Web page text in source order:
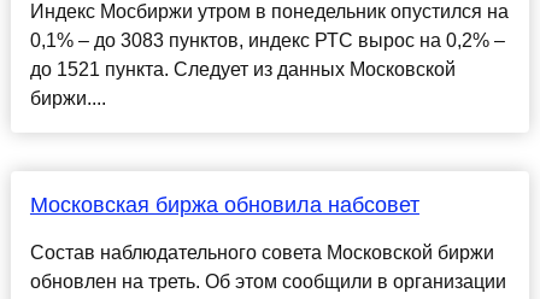
Индекс Мосбиржи утром в понедельник опустился на
0,1% – до 3083 пунктов, индекс РТС вырос на 0,2% –
до 1521 пункта. Следует из данных Московской
биржи....
Московская биржа обновила набсовет
Состав наблюдательного совета Московской биржи
обновлен на треть. Об этом сообщили в организации